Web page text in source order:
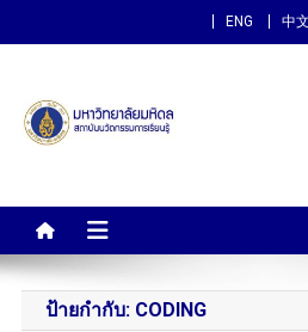
ENG 中文
สถาบันนวัตกรร
ป้ายกำกับ: CODING